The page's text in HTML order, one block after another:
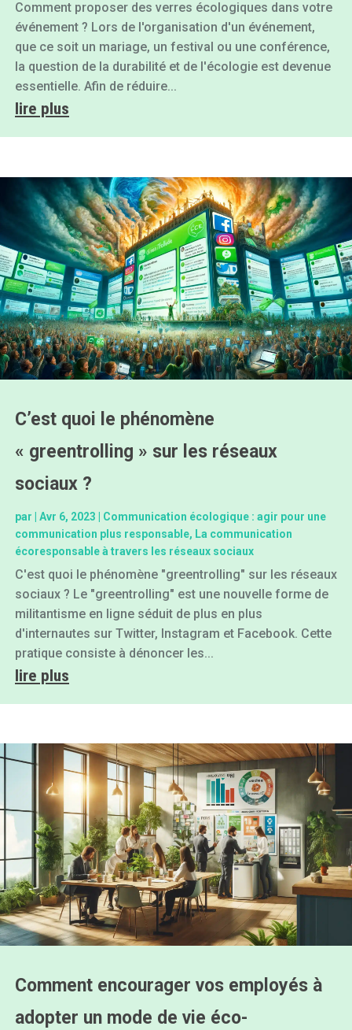
Comment proposer des verres écologiques dans votre
événement ? Lors de l'organisation d'un événement,
que ce soit un mariage, un festival ou une conférence,
la question de la durabilité et de l'écologie est devenue
essentielle. Afin de réduire...
lire plus
C’est quoi le phénomène
« greentrolling » sur les réseaux
sociaux ?
par Avr 6, 2023
Communication écologique : agir pour une
communication plus responsable, La communication
écoresponsable à travers les réseaux sociaux
C'est quoi le phénomène "greentrolling" sur les réseaux
sociaux ? Le "greentrolling" est une nouvelle forme de
militantisme en ligne séduit de plus en plus
d'internautes sur Twitter, Instagram et Facebook. Cette
pratique consiste à dénoncer les...
lire plus
Comment encourager vos employés à
adopter un mode de vie éco-